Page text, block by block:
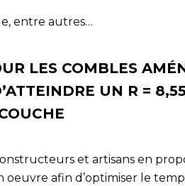
entre autres…
LES COMBLES
UN R =
et artisans en
afin d’optimiser le